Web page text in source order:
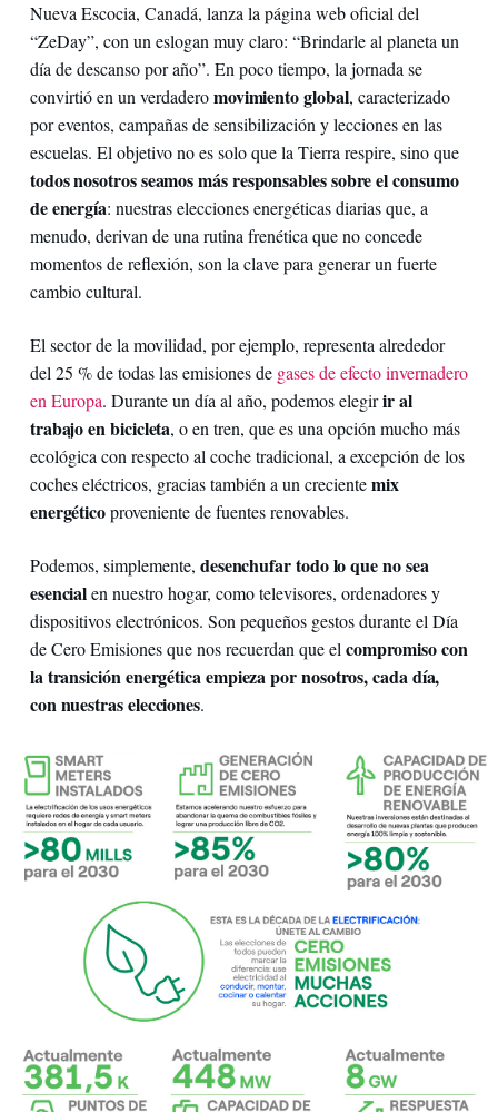
Nueva Escocia, Canadá, lanza la página web oficial del
“ZeDay”, con un eslogan muy claro: “Brindarle al planeta un
día de descanso por año”. En poco tiempo, la jornada se
convirtió en un verdaderomovimiento global, caracterizado
por eventos, campañas de sensibilización y lecciones en las
escuelas. El objetivo no es solo que la Tierra respire, sino que
todos nosotros seamos más responsables sobre el consumo
de energía: nuestras elecciones energéticas diarias que, a
menudo, derivan de una rutina frenética que no concede
momentos de reflexión, son la clave para generar un fuerte
cambio cultural.
El sector de la movilidad, por ejemplo, representa alrededor
del 25 % de todas las emisiones de gases de efecto invernadero
en Europa. Durante un día al año, podemos elegirir al
trabajo en bicicleta, o en tren, que es una opción mucho más
ecológica con respecto al coche tradicional, a excepción de los
coches eléctricos, gracias también a un crecientemix
energéticoproveniente de fuentes renovables.
Podemos, simplemente, desenchufar todo lo que no sea
esencialen nuestro hogar, como televisores, ordenadores y
dispositivos electrónicos. Son pequeños gestos durante el Día
de Cero Emisiones que nos recuerdan que elcompromiso con
la transición energética empieza por nosotros, cada día,
con nuestras elecciones.